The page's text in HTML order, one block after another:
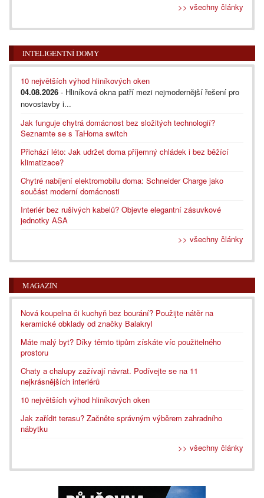
>> všechny články
INTELIGENTNÍ DOMY
10 největších výhod hliníkových oken
04.08.2026 - Hliníková okna patří mezi nejmodernější řešení pro
novostavby i...
Jak funguje chytrá domácnost bez složitých technologií?
Seznamte se s TaHoma switch
Přichází léto: Jak udržet doma příjemný chládek i bez běžící
klimatizace?
Chytré nabíjení elektromobilu doma: Schneider Charge jako
součást moderní domácnosti
Interiér bez rušivých kabelů? Objevte elegantní zásuvkové
jednotky ASA
>> všechny články
MAGAZÍN
Nová koupelna či kuchyň bez bourání? Použijte nátěr na
keramické obklady od značky Balakryl
Máte malý byt? Díky těmto tipům získáte víc použitelného
prostoru
Chaty a chalupy zažívají návrat. Podívejte se na 11
nejkrásnějších interiérů
10 největších výhod hliníkových oken
Jak zařídit terasu? Začněte správným výběrem zahradního
nábytku
>> všechny články